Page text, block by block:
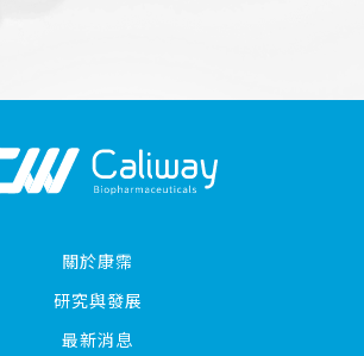
關於康霈
研究與發展
最新消息